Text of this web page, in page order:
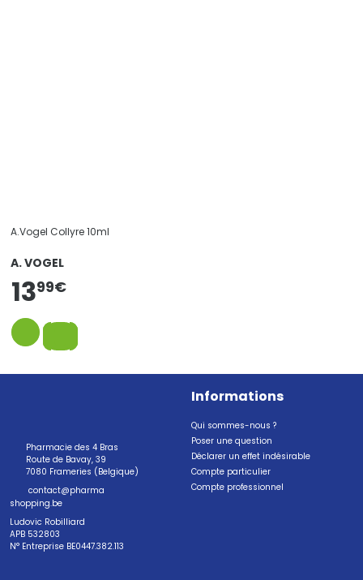
A.Vogel Collyre 10ml
A. VOGEL
1399€
Pharmacie des 4 Bras
Route de Bavay, 39
7080 Frameries (Belgique)
contact@pharma
shopping.be
Ludovic Robilliard
APB 532803
N° Entreprise BE0447.382.113
Informations
Qui sommes-nous ?
Poser une question
Déclarer un effet indésirable
Compte particulier
Compte professionnel